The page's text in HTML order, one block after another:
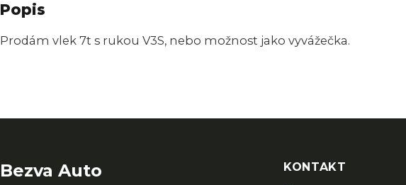
Popis
Prodám vlek 7t s rukou V3S, nebo možnost jako vyvážečka.
Bezva Auto
KONTAKT